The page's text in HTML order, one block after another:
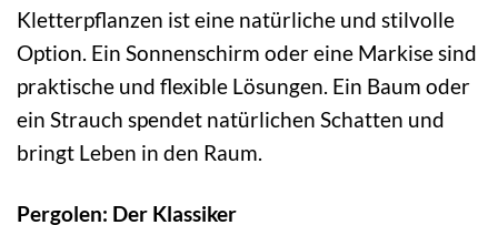
Kletterpflanzen ist eine natürliche und stilvolle
Option. Ein Sonnenschirm oder eine Markise sind
praktische und flexible Lösungen. Ein Baum oder
ein Strauch spendet natürlichen Schatten und
bringt Leben in den Raum.
Pergolen: Der Klassiker